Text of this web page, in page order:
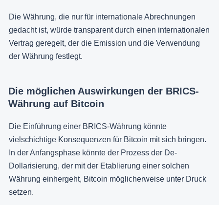
Die Währung, die nur für internationale Abrechnungen
gedacht ist, würde transparent durch einen internationalen
Vertrag geregelt, der die Emission und die Verwendung
der Währung festlegt.
Die möglichen Auswirkungen der BRICS-
Währung auf Bitcoin
Die Einführung einer BRICS-Währung könnte
vielschichtige Konsequenzen für Bitcoin mit sich bringen.
In der Anfangsphase könnte der Prozess der De-
Dollarisierung, der mit der Etablierung einer solchen
Währung einhergeht, Bitcoin möglicherweise unter Druck
setzen.